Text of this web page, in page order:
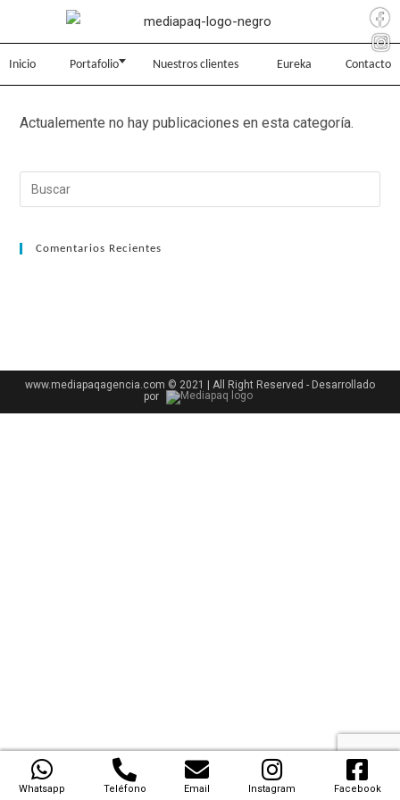
Inicio Portafolio Nuestros clientes Eureka Contacto
Actualemente no hay publicaciones en esta categoría.
Comentarios Recientes
www.mediapaqagencia.com © 2021 | All Right Reserved - Desarrollado
por
Whatsapp Teléfono Email Instagram Facebook